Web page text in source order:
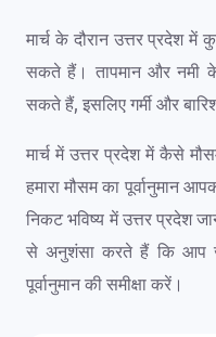
मार्च के दौरान उत्तर प्रदेश में
सकते हैं। तापमान और नमी
सकते हैं, इसलिए गर्मी और
मार्च में उत्तर प्रदेश में कैसे
हमारा मौसम का पूर्वानुमान
निकट भविष्य में उत्तर प्रदेश
से अनुशंसा करते हैं कि आप
पूर्वानुमान की समीक्षा करें।